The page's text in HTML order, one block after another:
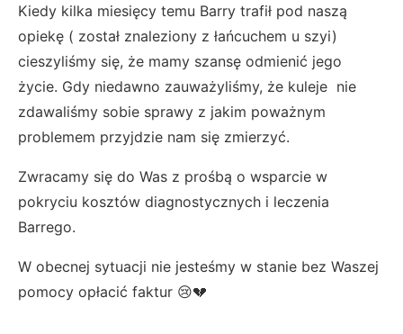
Kiedy kilka miesięcy temu Barry trafił pod naszą
opiekę ( został znaleziony z łańcuchem u szyi)
cieszyliśmy się, że mamy szansę odmienić jego
życie. Gdy niedawno zauważyliśmy, że kuleje nie
zdawaliśmy sobie sprawy z jakim poważnym
problemem przyjdzie nam się zmierzyć.
Zwracamy się do Was z prośbą o wsparcie w
pokryciu kosztów diagnostycznych i leczenia
Barrego.
W obecnej sytuacji nie jesteśmy w stanie bez Waszej
pomocy opłacić faktur 😢💔